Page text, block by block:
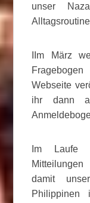
unser
IIm März
Webseite
ihr dann
Im Laufe
damit
Philippinen